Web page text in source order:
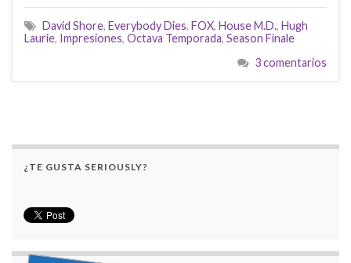
David Shore, Everybody Dies, FOX, House M.D., Hugh
Laurie, Impresiones, Octava Temporada, Season Finale
3 comentarios
¿TE GUSTA SERIOUSLY?